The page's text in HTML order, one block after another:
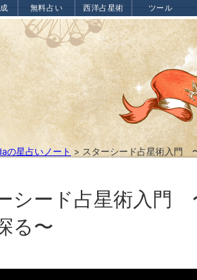
無料占い 西洋占星術 ツール
の星占いノート > スターシード占星術入門
シード占星術入門
る〜